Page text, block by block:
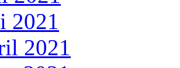
2021
2021